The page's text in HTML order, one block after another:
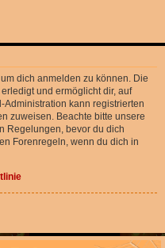
dich anmelden zu können. Die
und ermöglicht dir, auf
kann registrierten
zuweisen. Beachte bitte unsere
Regelungen, bevor du dich
Forenregeln, wenn du dich in